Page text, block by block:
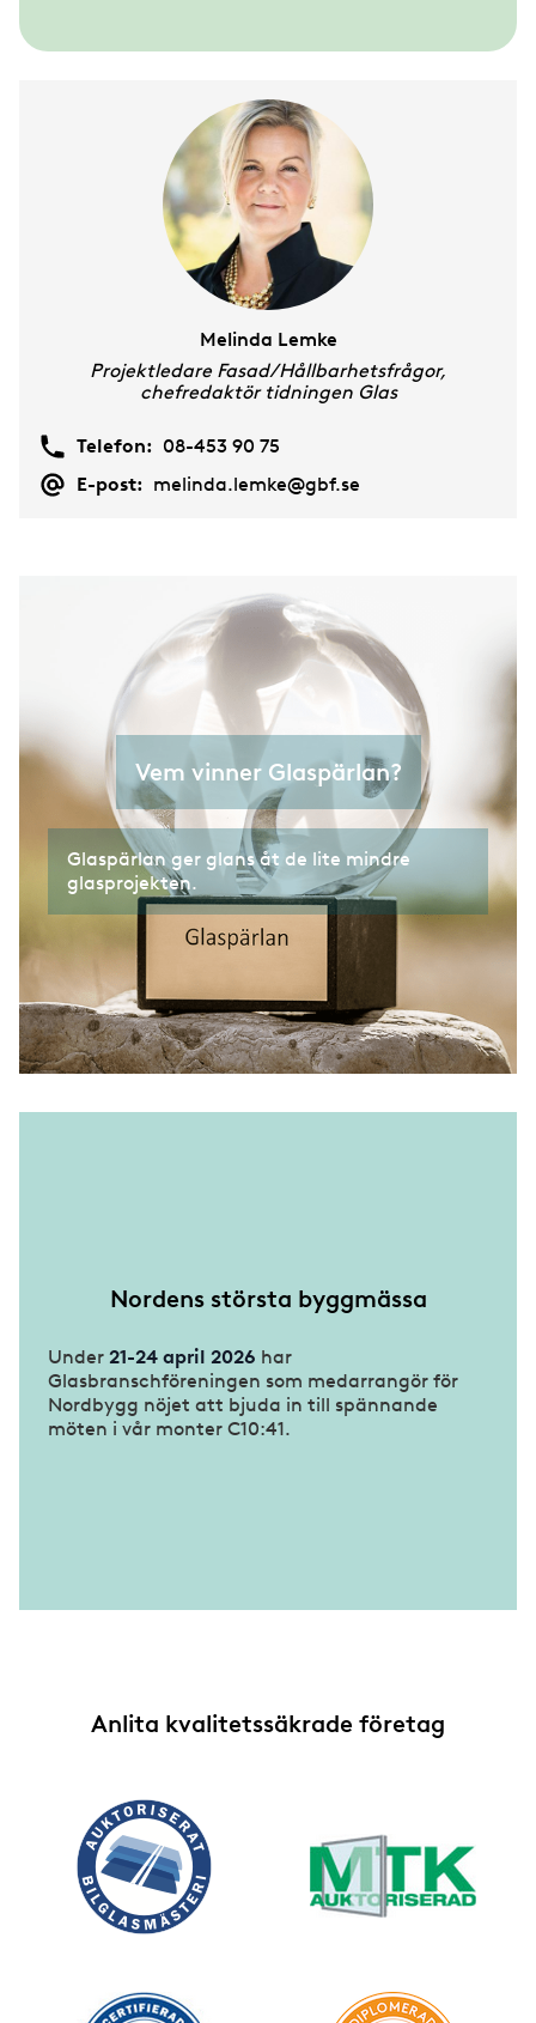
SM i inramning 2018
SM i inramning 2016
SM i inramning 2014
Melinda Lemke
Projektledare Fasad/Hållbarhetsfrågor,
chefredaktör tidningen Glas
Telefon: 08-453 90 75
E-post: melinda.lemke@gbf.se
Vem vinner Glaspärlan?
Glaspärlan ger glans åt de lite mindre
glasprojekten.
Nordens största byggmässa
Under 21-24 april 2026 har
Glasbranschföreningen som medarrangör för
Nordbygg nöjet att bjuda in till spännande
möten i vår monter C10:41.
Anlita kvalitetssäkrade företag